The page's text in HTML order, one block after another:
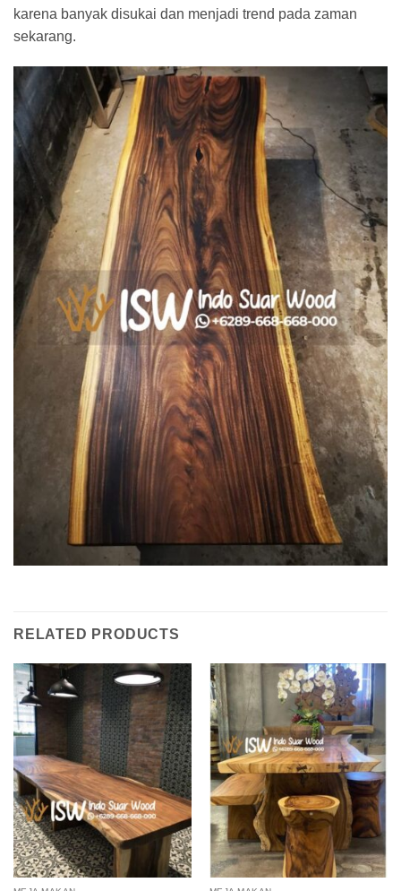
karena banyak disukai dan menjadi trend pada zaman
sekarang.
RELATED PRODUCTS